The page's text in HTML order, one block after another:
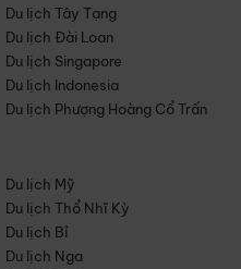
Du lịch Tây Tạng
Du lịch Đài Loan
Du lịch Singapore
Du lịch Indonesia
Du lịch Phượng Hoàng Cổ Trấn
Du lịch Mỹ
Du lịch Thổ Nhĩ Kỳ
Du lịch Bỉ
Du lịch Nga